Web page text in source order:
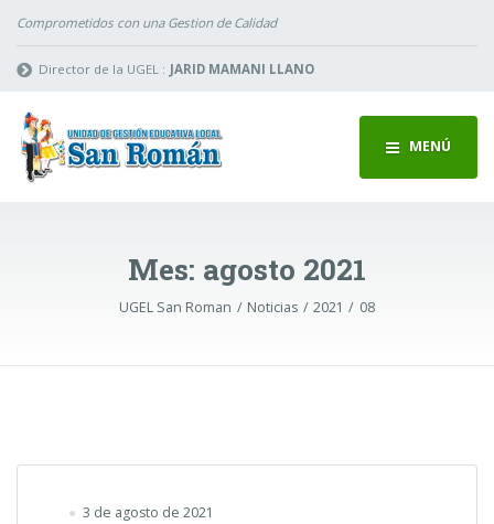
Comprometidos con una Gestion de Calidad
Director de la UGEL : JARID MAMANI LLANO
MENÚ
Mes: agosto 2021
UGEL San Roman Noticias 2021 08
3 de agosto de 2021